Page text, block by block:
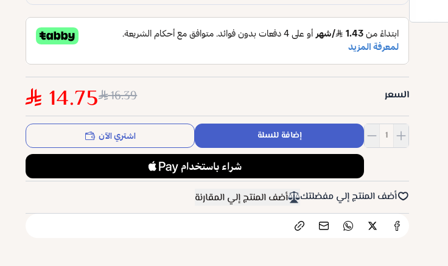
السعر 16.39
14.75
إضافة للسلة اشتري الآن
أضف المنتج إلي مفضلتك أضف المنتج إلي المقارنة